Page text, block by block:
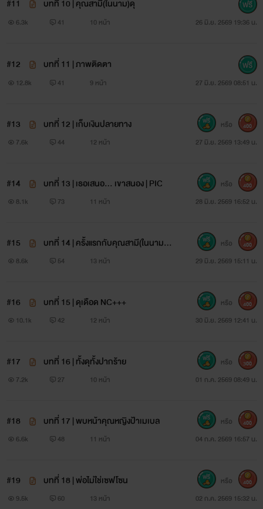
#11 บทที่ 10 | คุณสามี(ในนาม)ดุ
6.3k 41 10 หน้า 26 มิ.ย. 2569 19:36 น.
#12 บทที่ 11 | ภาพติดตา
12.8k 41 9 หน้า 27 มิ.ย. 2569 08:51 น.
#13 บทที่ 12 | เก็บเงินปลายทาง
7.6k 44 12 หน้า 27 มิ.ย. 2569 13:49 น.
หรือ 400
#14 บทที่ 13 | เธอเสนอ... เขาสนอง | PIC
8.1k 73 11 หน้า 28 มิ.ย. 2569 16:52 น.
หรือ 400
#15
บทที่ 14 | ครั้งแรกกับคุณสามี(ในนาม)
NC+++
8.6k 54 13 หน้า 29 มิ.ย. 2569 15:11 น.
หรือ 400
#16 บทที่ 15 | ดุเดือด NC+++
10.1k 42 12 หน้า 30 มิ.ย. 2569 12:41 น.
หรือ 400
#17 บทที่ 16 | ทั้งดุทั้งปากร้าย
7.2k 27 10 หน้า 01 ก.ค. 2569 08:49 น.
หรือ 300
#18 บทที่ 17 | พบหน้าคุณหญิงป้าเมเบล
6.6k 48 11 หน้า 04 ก.ค. 2569 16:57 น.
หรือ 400
#19 บทที่ 18 | พ่อไม่ใช่เซฟโซน
9.5k 60 13 หน้า 02 ก.ค. 2569 15:32 น.
หรือ 400